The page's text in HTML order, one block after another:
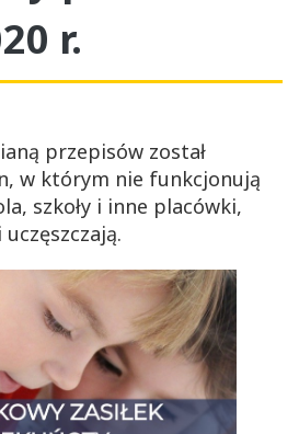
r.
przepisów został
w którym nie funkcjonują
szkoły i inne placówki,